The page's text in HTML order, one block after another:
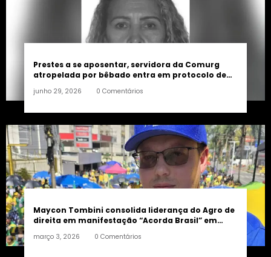
Prestes a se aposentar, servidora da Comurg
atropelada por bêbado entra em protocolo de
junho 29, 2026 0 Comentários
Maycon Tombini consolida liderança do Agro de
direita em manifestação “Acorda Brasil” em
março 3, 2026 0 Comentários